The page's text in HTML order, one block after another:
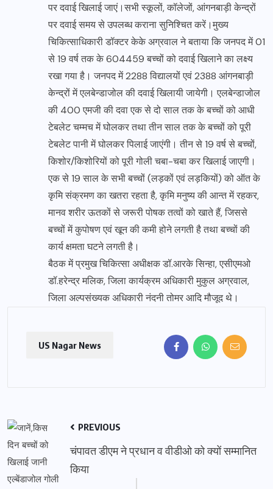
पर दवाई खिलाई जाएं।सभी स्कूलों, कॉलेजों, आंगनबाड़ी केन्द्रों
पर दवाई समय से उपलब्ध कराना सुनिश्चित करें।मुख्य
चिकित्साधिकारी डॉक्टर केके अग्रवाल ने बताया कि जनपद में 01
से 19 वर्ष तक के 604459 बच्चों को दवाई खिलाने का लक्ष्य
रखा गया है। जनपद में 2288 विद्यालयों एवं 2388 आंगनबाड़ी
केन्द्रों में एलबेन्डाजोल की दवाई खिलायी जायेगी। एलबेन्डाजोल
की 400 एमजी की दवा एक से दो साल तक के बच्चों को आधी
टेबलेट चम्मच में घोलकर तथा तीन साल तक के बच्चों को पूरी
टेबलेट पानी में घोलकर पिलाई जाएंगी। तीन से 19 वर्ष से बच्चों,
किशोर/किशोरियों को पूरी गोली चबा-चबा कर खिलाई जाएगी।
एक से 19 साल के सभी बच्चों (लड़कों एवं लड़कियों) को ऑत के
कृमि संक्रमण का खतरा रहता है, कृमि मनुष्य की आन्त में रहकर,
मानव शरीर ऊतकों से जरूरी पोषक तत्वों को खाते हैं, जिससे
बच्चों में कुपोषण एवं खून की कमी होने लगती है तथा बच्चों की
कार्य क्षमता घटने लगती है।
बैठक में प्रमुख चिकित्सा अधीक्षक डॉ.आरके सिन्हा, एसीएमओ
डॉ.हरेन्द्र मलिक, जिला कार्यक्रम अधिकारी मुकुल अग्रवाल,
जिला अल्पसंख्यक अधिकारी नंदनी तोमर आदि मौजूद थे।
US Nagar News
PREVIOUS
चंपावत डीएम ने प्रधान व वीडीओ को क्यों सम्मानित
किया